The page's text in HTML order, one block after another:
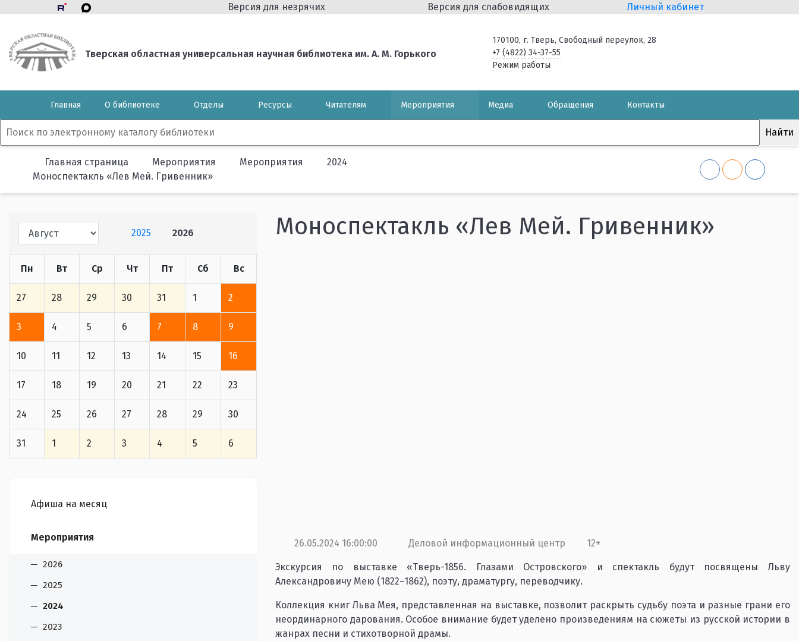
Версия для незрячих Версия для слабовидящих Личный кабинет
Тверская областная универсальная научная библиотека им. А. М. Горького
170100, г. Тверь, Свободный переулок, 28
+7 (4822) 34-37-55
Режим работы
Главная О библиотеке Отделы Ресурсы Читателям Мероприятия Медиа Обращения Контакты
Главная страница Мероприятия Мероприятия
2024
Моноспектакль «Лев Мей. Гривенник»
2025 2026
Пн Вт Ср Чт Пт Сб Вс
27 28 29 30 31 1 2
3 4 5 6 7 8 9
10 11 12 13 14 15 16
17 18 19 20 21 22 23
24 25 26 27 28 29 30
31 1 2 3 4 5 6
Афиша на месяц
Мероприятия
2026
2025
2024
2023
Моноспектакль «Лев Мей. Гривенник»
26.05.2024 16:00:00 Деловой информационный центр 12+
Экскурсия по выставке «Тверь-1856. Глазами Островского» и спектакль будут посвящены Льву
Александровичу Мею (1822–1862), поэту, драматургу, переводчику.
Коллекция книг Льва Мея, представленная на выставке, позволит раскрыть судьбу поэта и разные грани его
неординарного дарования. Особое внимание будет уделено произведениям на сюжеты из русской истории в
жанрах песни и стихотворной драмы.